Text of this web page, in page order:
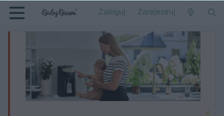
Zaloguj Zarejestruj